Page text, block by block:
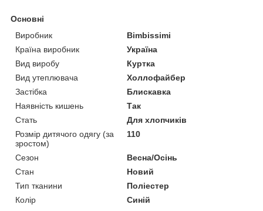
Основні
Виробник
Bimbissimi
Країна виробник
Україна
Вид виробу
Куртка
Вид утеплювача
Холлофайбер
Застібка
Блискавка
Наявність кишень
Так
Стать
Для хлопчиків
Розмір дитячого одягу (за
зростом)
110
Сезон
Весна/Осінь
Стан
Новий
Тип тканини
Поліестер
Колір
Синій